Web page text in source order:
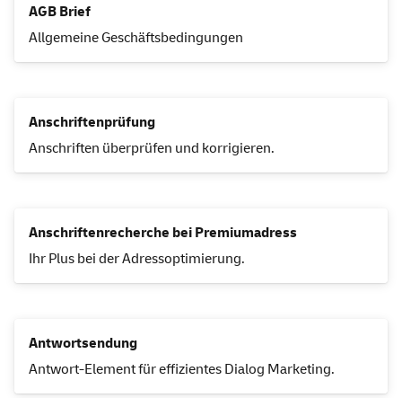
AGB Brief
Allgemeine Geschäftsbedingungen
Anschriftenprüfung
Anschriften überprüfen und korrigieren.
Anschriftenrecherche bei Premiumadress
Ihr Plus bei der Adressoptimierung.
Antwortsendung
Antwort-Element für effizientes Dialog Marketing.